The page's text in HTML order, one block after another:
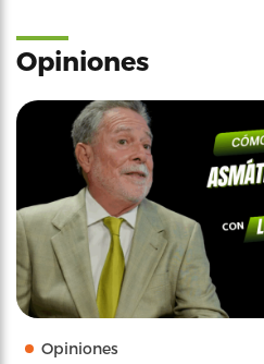
Opiniones
Opiniones